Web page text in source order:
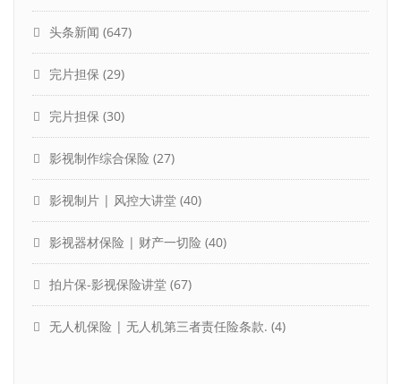
头条新闻 (647)
完片担保 (29)
完片担保 (30)
影视制作综合保险 (27)
影视制片 | 风控大讲堂 (40)
影视器材保险 | 财产一切险 (40)
拍片保-影视保险讲堂 (67)
无人机保险 | 无人机第三者责任险条款. (4)